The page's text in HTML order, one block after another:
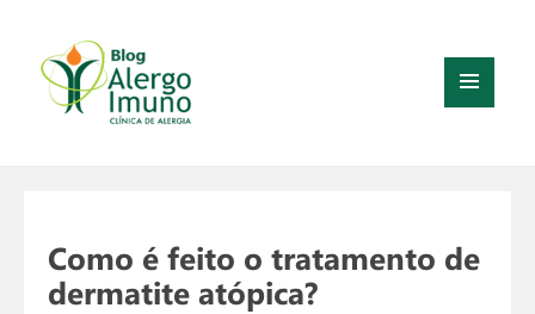
Como é feito o tratamento de
dermatite atópica?